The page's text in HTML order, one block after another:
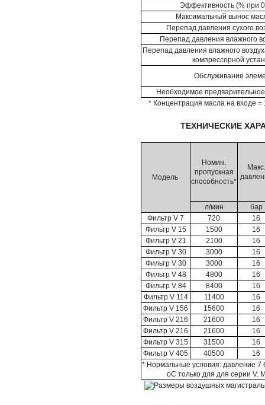
Эффективность (% при
Максимальный вынос
Перепад давления сухого
Перепад давления влажного
Перепад давления влажного
компрессорной
Обслуживание
Необходимое
* Концентрация масла на входе =
ТЕХНИЧЕСКИЕ
Модель
Номин.
пропускная
способность*
Макс.
л/мин
бар
Фильтр V 7
720
16
Фильтр V 15
1500
16
Фильтр V 21
2100
16
Фильтр V 30
3000
16
Фильтр V 30
3000
16
Фильтр V 48
4800
16
Фильтр V 84
8400
16
Фильтр V 114
11400
16
Фильтр V 156
15600
16
Фильтр V 216
21600
16
Фильтр V 216
21600
16
Фильтр V 315
31500
16
Фильтр V 405
40500
16
* Нормальные условия: давление 7
оС только для для серии